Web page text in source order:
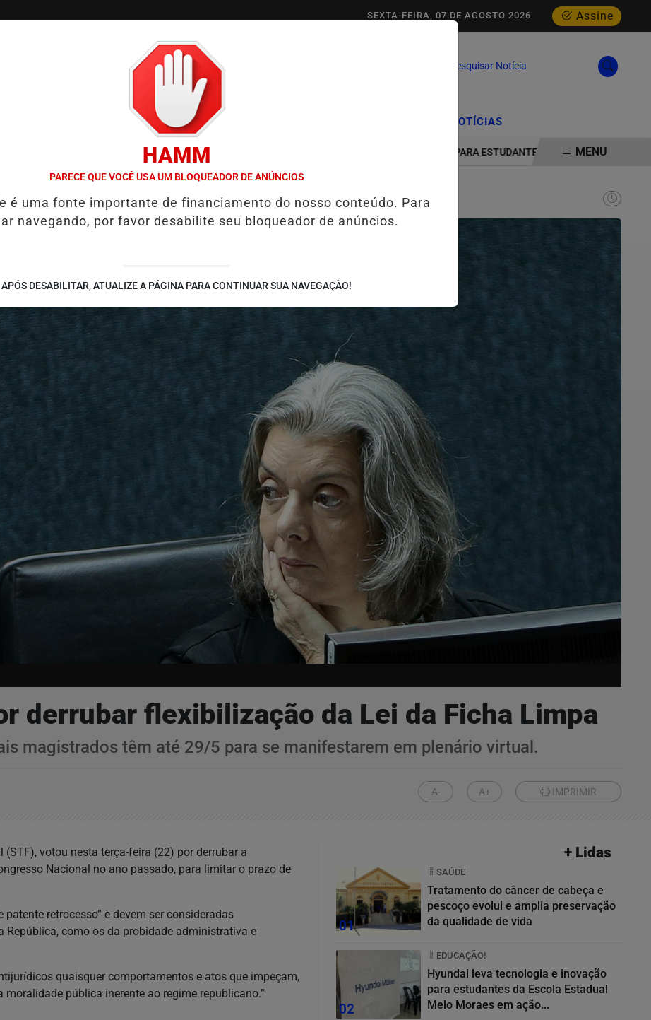
Assine
SEXTA-FEIRA, 07 DE AGOSTO 2026
Pesquisar Notícia
COLUNAS / EMPREGOS NOTÍCIAS
PRESERVAÇÃO DA QUALIDADE DE VIDA HYUNDAI LEVA TECNOLOGIA E INOVAÇÃO PARA ESTUDANTES DA ESCOLA ESTADUAL MELO
MENU
derrubar flexibilização da Lei da Ficha Limpa
magistrados têm até 29/5 para se manifestarem em plenário virtual.
A- A+ IMPRIMIR
votou nesta terça-feira (22) por derrubar a
Nacional no ano passado, para limitar o prazo de
retrocesso” e devem ser consideradas
como os da probidade administrativa e
quaisquer comportamentos e atos que impeçam,
pública inerente ao regime republicano.”
+ Lidas
01
SAÚDE
Tratamento do câncer de cabeça e
pescoço evolui e amplia preservação
da qualidade de vida
02
EDUCAÇÃO!
Hyundai leva tecnologia e inovação
para estudantes da Escola Estadual
Melo Moraes em ação...
HAMM
PARECE QUE VOCÊ USA UM BLOQUEADOR DE ANÚNCIOS
é uma fonte importante de financiamento do nosso conteúdo. Para
navegando, por favor desabilite seu bloqueador de anúncios.
APÓS DESABILITAR, ATUALIZE A PÁGINA PARA CONTINUAR SUA NAVEGAÇÃO!